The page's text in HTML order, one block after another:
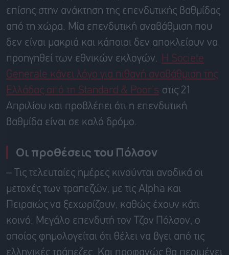
επίσης στην ανάκτηση της επενδυτικής βαθμίδας
από τη χώρα. Μία επενδυτική αναβάθμιση που
δεν είναι μακριά και κάποιοι δεν αποκλείουν να
προηγηθεί των εθνικών εκλογών.
Η Societe
Generale κάνει λόγο για πιθανή αναβάθμιση της
Ελλάδας από τη Standard & Poor’s στις 21
Απριλίου και προβλέπει ότι η επενδυτική
βαθμίδα είναι σε καλό δρόμο.
Οι προθέσεις του Πόλσον
– Τις τελευταίες ημέρες κινούνται ανοδικά οι
μετοχές των τραπεζών, με τις Alpha και
Πειραιώς να ξεχωρίζουν, καθώς έχουν κάτι
κοινό. Μεγάλο επενδυτή τον Τζον
Πόλσον, ο
οποίος φημολογείται ότι θέλει να βγει από τις
ελληνικές τράπεζες. Και προφανώς θα περιμένει